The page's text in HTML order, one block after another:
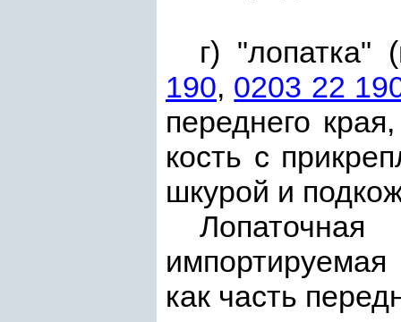
г) "лопатка"
190, 0203 22
переднего
кость с
шкурой и
импортируемая
как часть